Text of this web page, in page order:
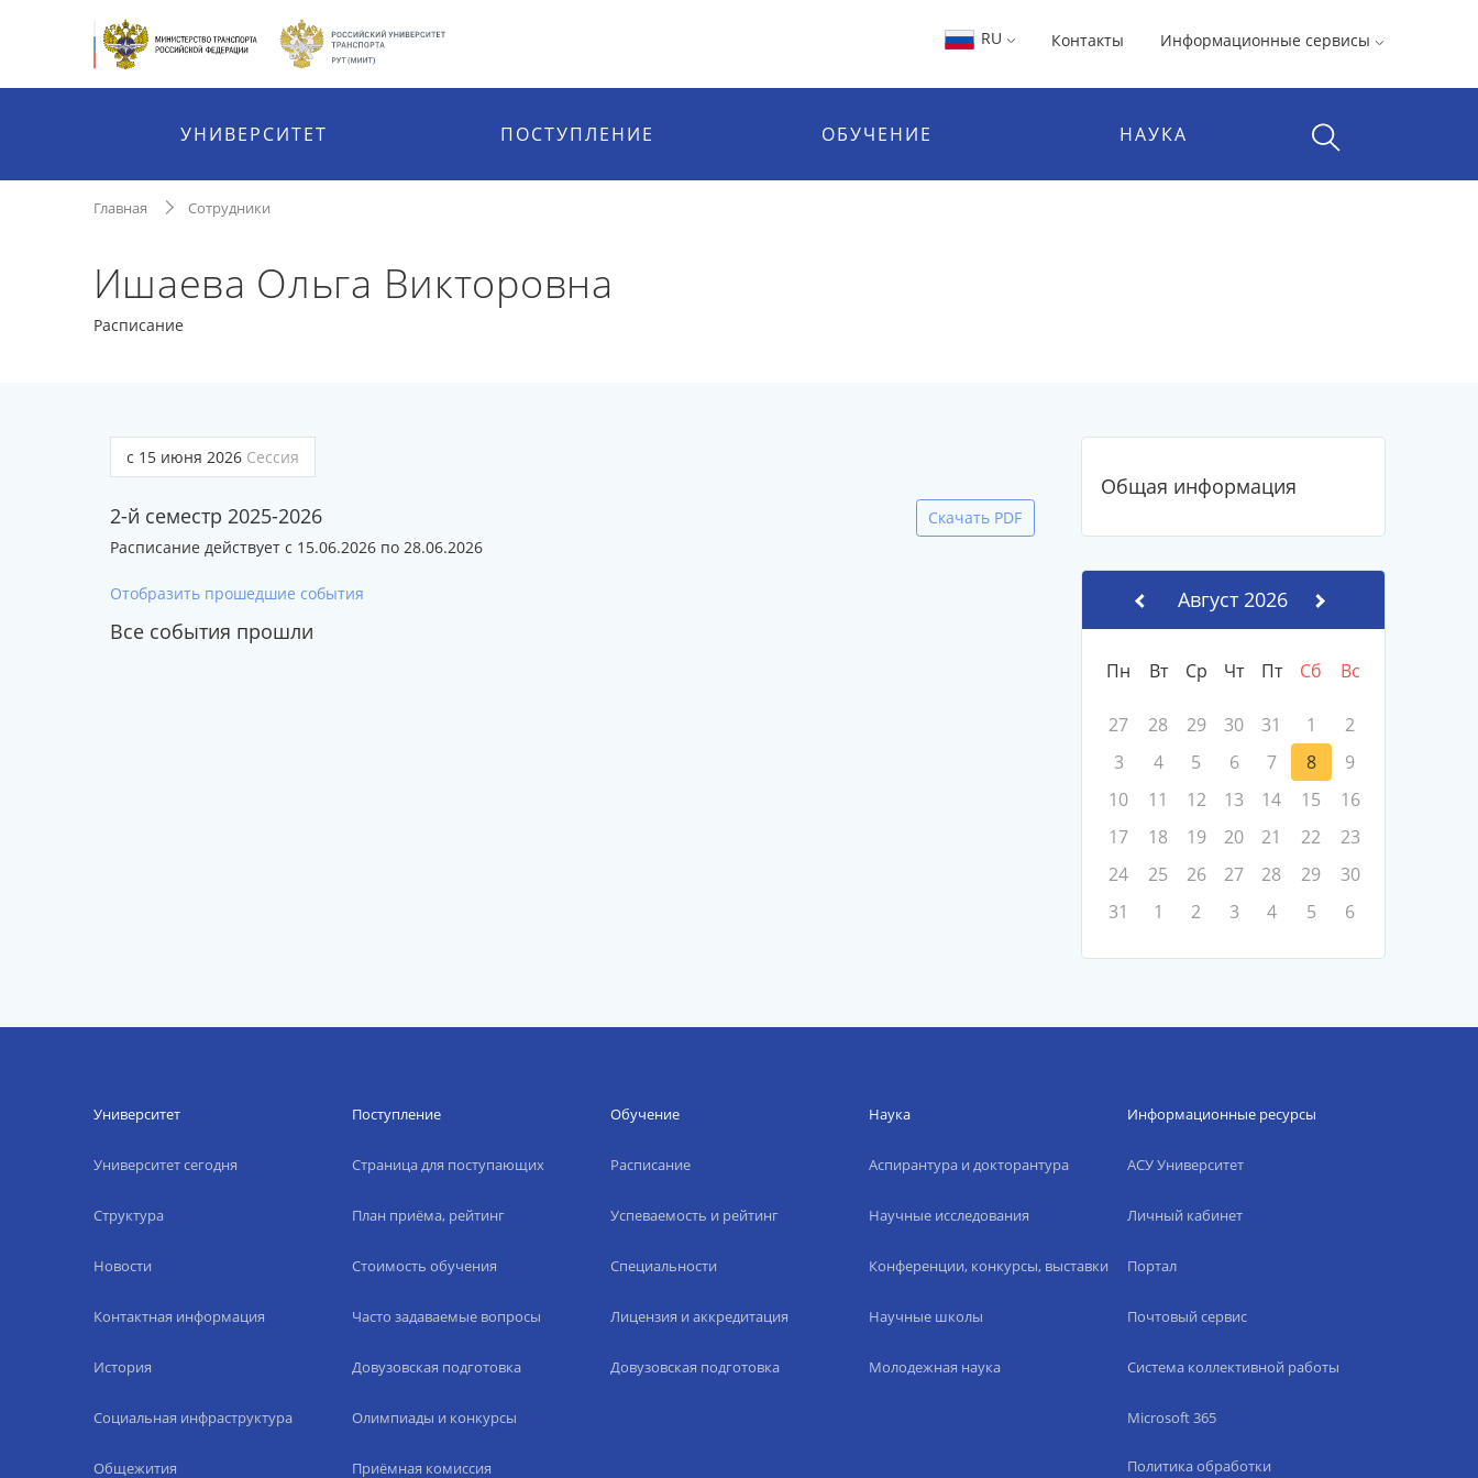
RU Контакты Информационные сервисы
УНИВЕРСИТЕТ ПОСТУПЛЕНИЕ ОБУЧЕНИЕ НАУКА
Главная Сотрудники
Ишаева Ольга Викторовна
Расписание
с 15 июня 2026 Сессия
2-й семестр 2025-2026
Расписание действует с 15.06.2026 по 28.06.2026
Скачать PDF
Отобразить прошедшие события
Все события прошли
Общая информация
Август 2026
Пн Вт Ср Чт Пт Сб Вс
27 28 29 30 31 1
2
3
4 5 6 7 8
9
10
11 12 13 14 15
16
17
18 19 20 21 22
23
24
25 26 27 28 29
30
31
1 2 3 4 5 6
Университет
Университет сегодня
Структура
Новости
Контактная информация
История
Социальная инфраструктура
Общежития
Поступление
Страница для поступающих
План приёма, рейтинг
Стоимость обучения
Часто задаваемые вопросы
Довузовская подготовка
Олимпиады и конкурсы
Приёмная комиссия
Обучение
Расписание
Успеваемость и рейтинг
Специальности
Лицензия и аккредитация
Довузовская подготовка
Наука
Аспирантура и докторантура
Научные исследования
Конференции, конкурсы, выставки
Научные школы
Молодежная наука
Информационные ресурсы
АСУ Университет
Личный кабинет
Портал
Почтовый сервис
Система коллективной работы
Microsoft 365
Политика обработки